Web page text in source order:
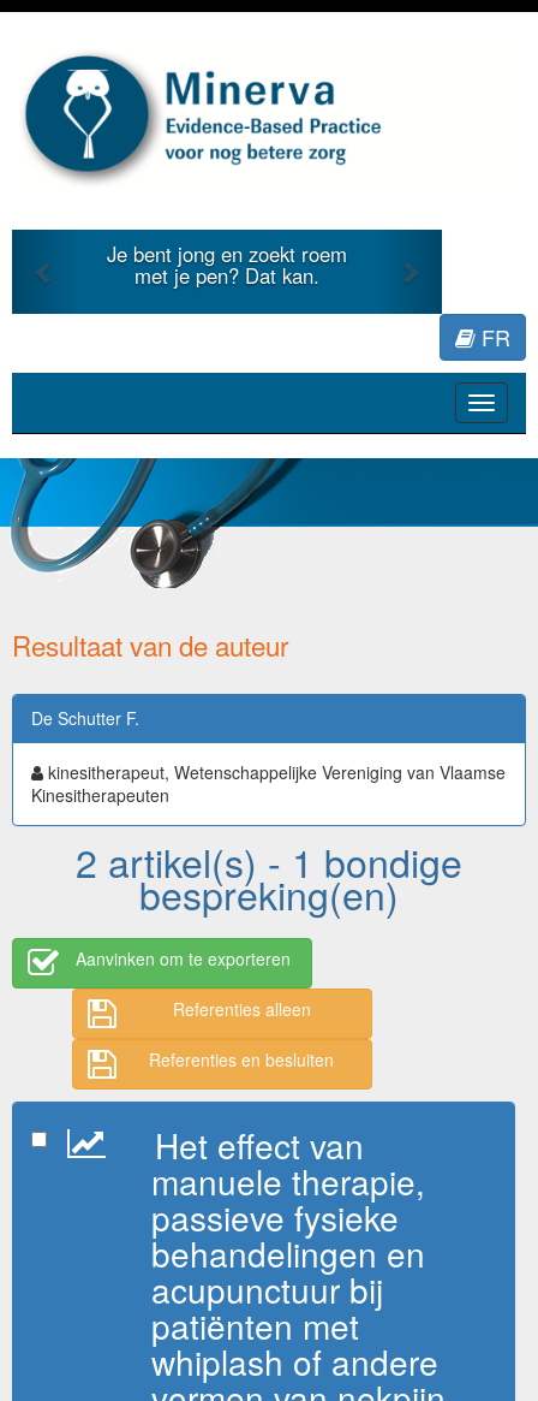
Je bent jong en zoekt roem
met je pen? Dat kan.
Previous
FR
Toggle
Resultaat van de auteur
De Schutter F.
kinesitherapeut, Wetenschappelijke Vereniging van Vlaamse
Kinesitherapeuten
2 artikel(s) - 1 bondige
bespreking(en)
Aanvinken om te exporteren
Referenties alleen
Referenties en besluiten
Het effect van
manuele therapie,
passieve fysieke
behandelingen en
acupunctuur bij
patiënten met
whiplash of andere